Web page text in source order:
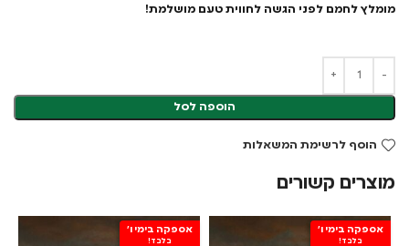
מומלץ לחמם לפני הגשה לחווית טעם מושלמת!
הוספה לסל
הוסף לרשימת המשאלות
מוצרים קשורים
אספקה בימי ו'
בלבד!
אספקה בימי ו'
בלבד!